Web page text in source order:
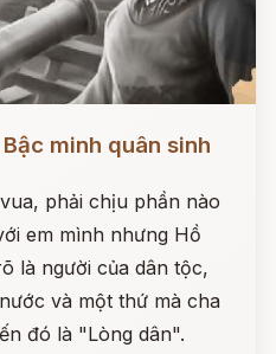
minh quân sinh
phải chịu phần nào
em mình nhưng Hồ
là người của dân tộc,
và một thứ mà cha
đó là "Lòng dân".